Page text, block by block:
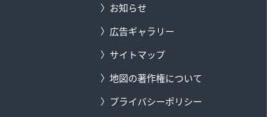
お知らせ
広告ギャラリー
サイトマップ
地図の著作権について
プライバシーポリシー